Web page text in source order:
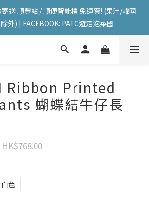
送 順豐站 / 順便智能櫃 免運費! (果汁/韓國
外) | FACEBOOK: PATC遊走泡菜國
送 順豐站 / 順便智能櫃 免運費! (果汁/韓國
外) | FACEBOOK: PATC遊走泡菜國
港 🇰🇷🛫🇭🇰  | 即加IG留意最新優惠! ID:
寄送 順豐站 / 順便智能櫃 免運費! (果汁/韓國
外) | FACEBOOK: PATC遊走泡菜國
Ribbon Printed
蝴蝶結牛仔長
HK$768.00
白色